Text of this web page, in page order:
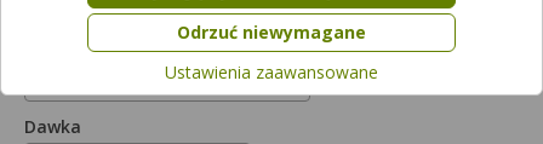
tabletki pozostałe
Dawka
zgodę możesz w każdej chwili cofnąć, możesz też wycofać
zgodę na przetwarzanie Twoich danych tylko w niektórych
celach. Jeżeli chcesz dowiedzieć się więcej lub chcesz
przeprowadzić konfigurację szczegółową, to możesz tego
dokonać za pomocą „Ustawień zaawansowanych”.
Odrzuć niewymagane
Ustawienia zaawansowane